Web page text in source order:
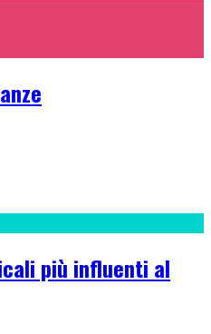
più influenti al